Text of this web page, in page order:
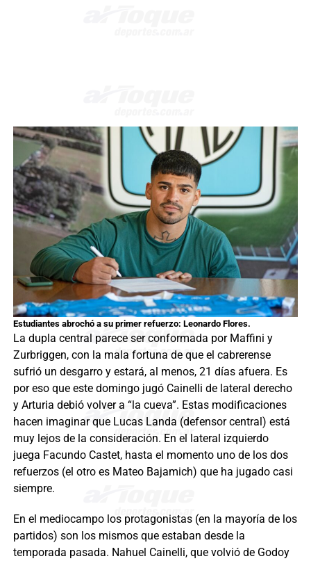
Estudiantes abrochó a su primer refuerzo: Leonardo Flores.
La dupla central parece ser conformada por Maffini y
Zurbriggen, con la mala fortuna de que el cabrerense
sufrió un desgarro y estará, al menos, 21 días afuera. Es
por eso que este domingo jugó Cainelli de lateral derecho
y Arturia debió volver a “la cueva”. Estas modificaciones
hacen imaginar que Lucas Landa (defensor central) está
muy lejos de la consideración. En el lateral izquierdo
juega Facundo Castet, hasta el momento uno de los dos
refuerzos (el otro es Mateo Bajamich) que ha jugado casi
siempre.
En el mediocampo los protagonistas (en la mayoría de los
partidos) son los mismos que estaban desde la
temporada pasada. Nahuel Cainelli, que volvió de Godoy